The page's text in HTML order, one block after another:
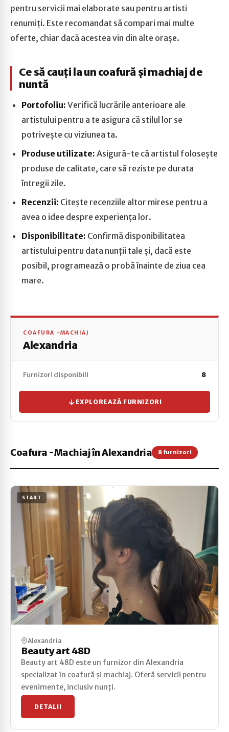
pentru servicii mai elaborate sau pentru artisti
renumiți. Este recomandat să compari mai multe
oferte, chiar dacă acestea vin din alte orașe.
Ce să cauți la un coafură și machiaj de
nuntă
Portofoliu: Verifică lucrările anterioare ale
artistului pentru a te asigura că stilul lor se
potrivește cu viziunea ta.
Produse utilizate: Asigură-te că artistul folosește
produse de calitate, care să reziste pe durata
întregii zile.
Recenzii: Citește recenziile altor mirese pentru a
avea o idee despre experiența lor.
Disponibilitate: Confirmă disponibilitatea
artistului pentru data nunții tale și, dacă este
posibil, programează o probă înainte de ziua cea
mare.
COAFURA -MACHIAJ
Alexandria
Furnizori disponibili 8
EXPLOREAZĂ FURNIZORI
Coafura -Machiaj în Alexandria 8 furnizori
START
Alexandria
Beauty art 48D
Beauty art 48D este un furnizor din Alexandria
specializat în coafură și machiaj. Oferă servicii pentru
evenimente, inclusiv nunți.
DETALII